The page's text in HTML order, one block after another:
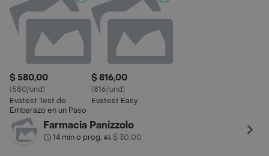
$ 580,00
(580/und)
Evatest Test de
Embarazo en un Paso
$ 816,00
(816/und)
Evatest Easy
Farmacia Panizzolo
14 min o prog.• $ 30,00